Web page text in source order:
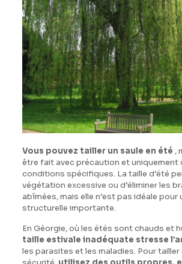
Vous pouvez tailler un saule en été ,
être fait avec précaution et uniquement
conditions spécifiques. La taille d’été
végétation excessive ou d’éliminer les
abîmées, mais elle n’est pas idéale pour
structurelle importante.
En Géorgie, où les étés sont chauds et
taille estivale inadéquate stresse
les parasites et les maladies. Pour